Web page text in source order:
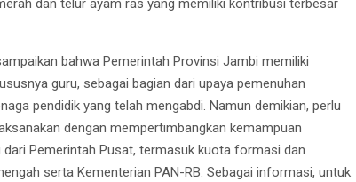
dan telur ayam ras yang memiliki kontribusi terbesar
bahwa Pemerintah Provinsi Jambi memiliki
guru, sebagai bagian dari upaya pemenuhan
pendidik yang telah mengabdi. Namun demikian, perlu
dengan mempertimbangkan kemampuan
Pemerintah Pusat, termasuk kuota formasi dan
serta Kementerian PAN-RB. Sebagai informasi, untuk